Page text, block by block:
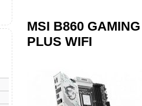
MSI B860 GAMING
PLUS WIFI